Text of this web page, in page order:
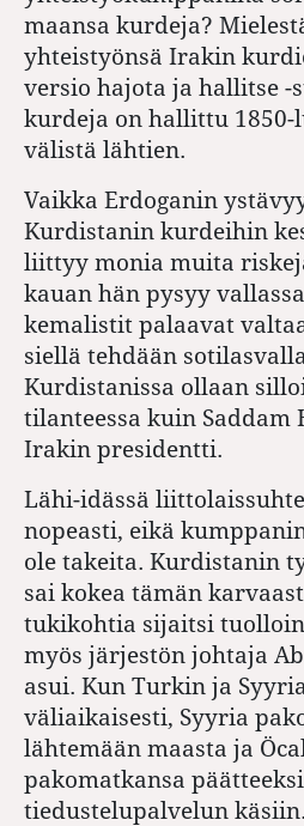
maansa kurdeja?
yhteistyönsä Irakin
versio hajota ja hallitse -
kurdeja on hallittu 1850-
välistä lähtien.
Vaikka Erdoganin
Kurdistanin kurdeihin
liittyy monia muita
kauan hän pysyy
kemalistit palaavat
siellä tehdään
Kurdistanissa ollaan
tilanteessa kuin Saddam
Irakin presidentti.
Lähi-idässä
nopeasti, eikä
ole takeita. Kurdistanin
sai kokea tämän
tukikohtia sijaitsi tuolloin
myös järjestön johtaja
asui. Kun Turkin ja
väliaikaisesti, Syyria
lähtemään maasta ja
pakomatkansa
tiedustelupalvelun käsiin.